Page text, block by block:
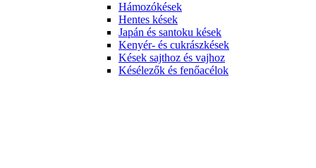
Hámozókések
Hentes kések
Japán és santoku kések
Kenyér- és cukrászkések
Kések sajthoz és vajhoz
Késélezők és fenőacélok